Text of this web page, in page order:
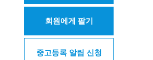
회원에게 팔기
중고등록 알림 신청